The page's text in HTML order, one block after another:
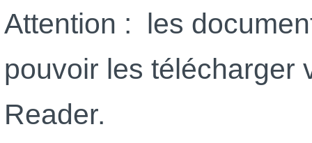
Attention : les
pouvoir les télécharger
Reader.